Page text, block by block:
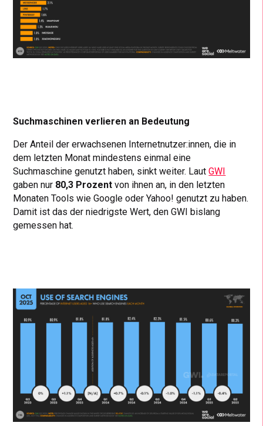
Suchmaschinen verlieren an Bedeutung
Der Anteil der erwachsenen Internetnutzer:innen, die in
dem letzten Monat mindestens einmal eine
Suchmaschine genutzt haben, sinkt weiter. LautGWI
gaben nur 80,3 Prozent von ihnen an, in den letzten
Monaten Tools wie Google oder Yahoo! genutzt zu haben.
Damit ist das der niedrigste Wert, den GWI bislang
gemessen hat.